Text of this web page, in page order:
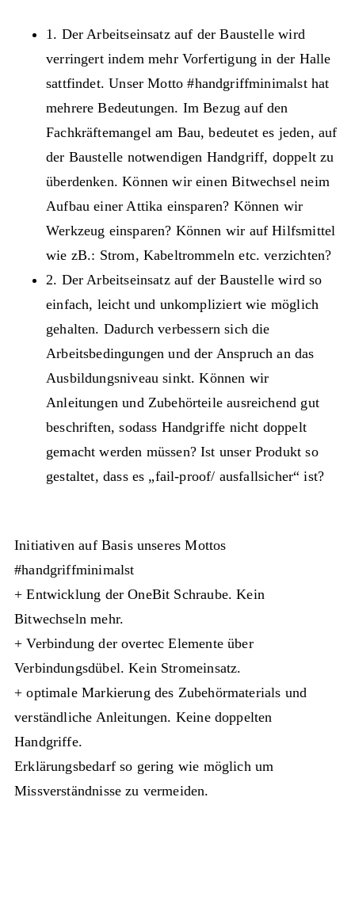
1. Der Arbeitseinsatz auf der Baustelle wird
verringert indem mehr Vorfertigung in der Halle
sattfindet. Unser Motto #handgriffminimalst hat
mehrere Bedeutungen. Im Bezug auf den
Fachkräftemangel am Bau, bedeutet es jeden, auf
der Baustelle notwendigen Handgriff, doppelt zu
überdenken. Können wir einen Bitwechsel neim
Aufbau einer Attika einsparen? Können wir
Werkzeug einsparen? Können wir auf Hilfsmittel
wie zB.: Strom, Kabeltrommeln etc. verzichten?
2. Der Arbeitseinsatz auf der Baustelle wird so
einfach, leicht und unkompliziert wie möglich
gehalten. Dadurch verbessern sich die
Arbeitsbedingungen und der Anspruch an das
Ausbildungsniveau sinkt. Können wir
Anleitungen und Zubehörteile ausreichend gut
beschriften, sodass Handgriffe nicht doppelt
gemacht werden müssen? Ist unser Produkt so
gestaltet, dass es „fail-proof/ ausfallsicher“ ist?
Initiativen auf Basis unseres Mottos
#handgriffminimalst
+ Entwicklung der OneBit Schraube. Kein
Bitwechseln mehr.
+ Verbindung der overtec Elemente über
Verbindungsdübel. Kein Stromeinsatz.
+ optimale Markierung des Zubehörmaterials und
verständliche Anleitungen. Keine doppelten
Handgriffe.
Erklärungsbedarf so gering wie möglich um
Missverständnisse zu vermeiden.